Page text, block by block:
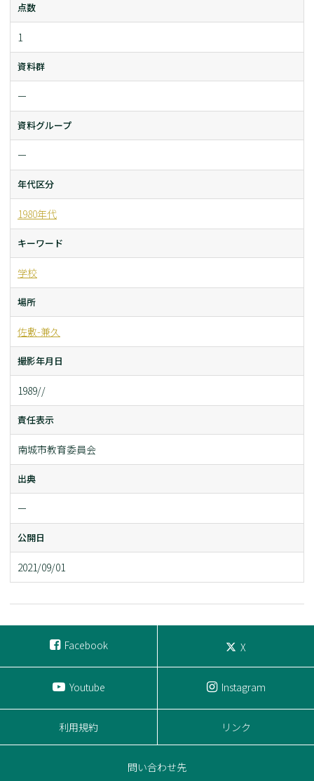
点数
1
資料群
ー
資料グループ
ー
年代区分
1980年代
キーワード
学校
場所
佐敷-兼久
撮影年月日
1989//
責任表示
南城市教育委員会
出典
ー
公開日
2021/09/01
Facebook X
Youtube Instagram
利用規約 リンク
問い合わせ先